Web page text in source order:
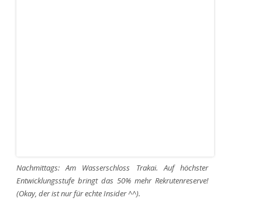
Nachmittags: Am Wasserschloss Trakai. Auf höchster
Entwicklungsstufe bringt das 50% mehr Rekrutenreserve!
(Okay, der ist nur für echte Insider ^^).